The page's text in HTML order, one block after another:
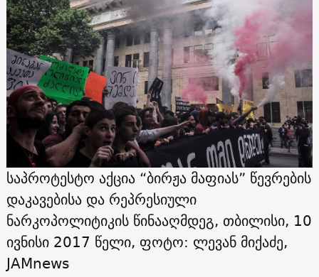
საპროტესტო აქცია “ბირჟა მაფიას” წევრების
დაკავებისა და რეპრესიული
ნარკოპოლიტიკის წინააღმდეგ, თბილისი, 10
ივნისი 2017 წელი, ფოტო: ლევან მიქაძე,
JAMnews